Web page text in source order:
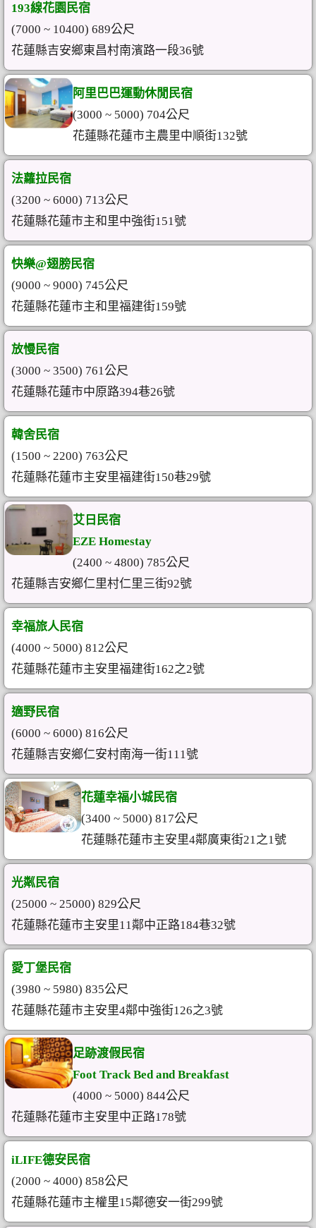
193線花園民宿
(7000 ~ 10400) 689公尺
花蓮縣吉安鄉東昌村南濱路一段36號
阿里巴巴運動休閒民宿
(3000 ~ 5000) 704公尺
花蓮縣花蓮市主農里中順街132號
法蘿拉民宿
(3200 ~ 6000) 713公尺
花蓮縣花蓮市主和里中強街151號
快樂@翅膀民宿
(9000 ~ 9000) 745公尺
花蓮縣花蓮市主和里福建街159號
放慢民宿
(3000 ~ 3500) 761公尺
花蓮縣花蓮市中原路394巷26號
韓舍民宿
(1500 ~ 2200) 763公尺
花蓮縣花蓮市主安里福建街150巷29號
艾日民宿
EZE Homestay
(2400 ~ 4800) 785公尺
花蓮縣吉安鄉仁里村仁里三街92號
幸福旅人民宿
(4000 ~ 5000) 812公尺
花蓮縣花蓮市主安里福建街162之2號
適野民宿
(6000 ~ 6000) 816公尺
花蓮縣吉安鄉仁安村南海一街111號
花蓮幸福小城民宿
(3400 ~ 5000) 817公尺
花蓮縣花蓮市主安里4鄰廣東街21之1號
光粼民宿
(25000 ~ 25000) 829公尺
花蓮縣花蓮市主安里11鄰中正路184巷32號
愛丁堡民宿
(3980 ~ 5980) 835公尺
花蓮縣花蓮市主安里4鄰中強街126之3號
足跡渡假民宿
Foot Track Bed and Breakfast
(4000 ~ 5000) 844公尺
花蓮縣花蓮市主安里中正路178號
iLIFE德安民宿
(2000 ~ 4000) 858公尺
花蓮縣花蓮市主權里15鄰德安一街299號